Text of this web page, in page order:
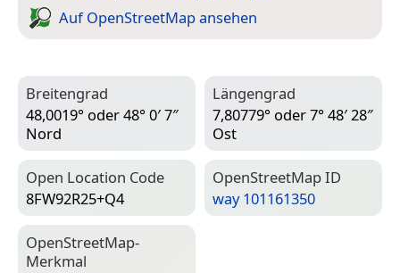
Auf Open­Street­Map ansehen
Breitengrad
48,0019° oder 48° 0′ 7″
Nord
Längengrad
7,80779° oder 7° 48′ 28″
Ost
Open Location Code
8FW92R25+Q4
Open­Street­Map ID
way 101161350
Open­Street­Map-
Merkmal